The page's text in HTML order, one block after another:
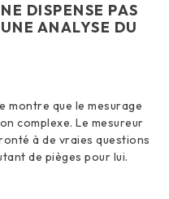
DISPENSE PAS
ANALYSE DU
montre que le mesurage
complexe. Le mesureur
à de vraies questions
de pièges pour lui.